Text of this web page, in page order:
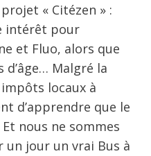
« Citézen » :
intérêt pour
et Fluo, alors que
Malgré la
locaux à
d’apprendre que le
nous ne sommes
un jour un vrai Bus à